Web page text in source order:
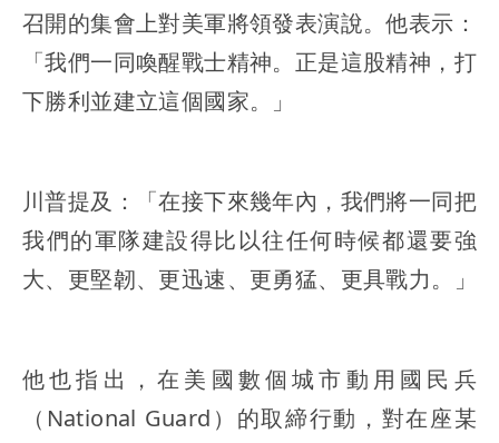
召開的集會上對美軍將領發表演說。他表示：
「我們一同喚醒戰士精神。正是這股精神，打
下勝利並建立這個國家。」
川普提及：「在接下來幾年內，我們將一同把
我們的軍隊建設得比以往任何時候都還要強
大、更堅韌、更迅速、更勇猛、更具戰力。」
他也指出，在美國數個城市動用國民兵
（National Guard）的取締行動，對在座某